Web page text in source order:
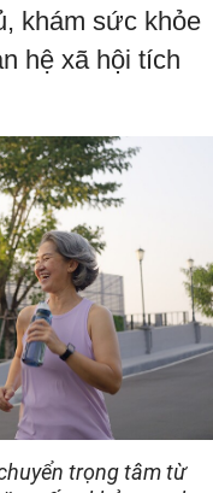
khám sức khỏe
hệ xã hội tích
trọng tâm từ